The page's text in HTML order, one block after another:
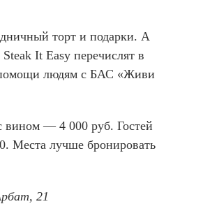
торт и подарки. А
It Easy перечислят в
людям с БАС «Живи
вином — 4 000 руб. Гостей
Места лучше бронировать
21